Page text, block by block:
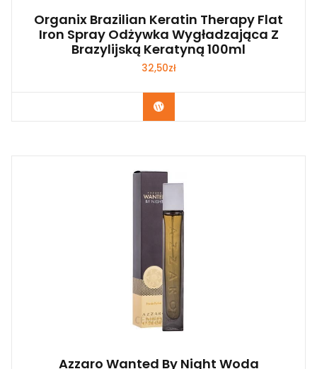
Organix Brazilian Keratin Therapy Flat
Iron Spray Odżywka Wygładzająca Z
Brazylijską Keratyną 100ml
32,50zł
Zobacz
Azzaro Wanted By Night Woda